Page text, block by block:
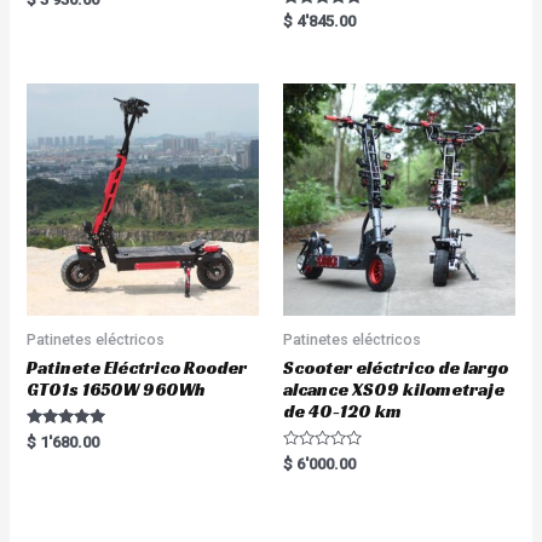
5.00
Rated
5.00
$ 4'845.00
Patinetes eléctricos
Patinete Eléctrico Rooder
GT01s 1650W 960Wh
Rated
5.00
$ 1'680.00
Patinetes eléctricos
Scooter eléctrico de largo
alcance XS09 kilometraje
de 40-120 km
R
a
$ 6'000.00